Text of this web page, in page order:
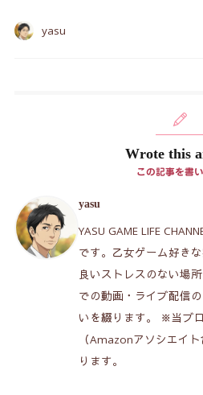
yasu
Wrote this
この記事を書
yasu
YASU GAME LIFE
です。乙女ゲーム好き
良いストレスのない場
での動画・ライブ配信
いを綴ります。 ※当ブ
（Amazonアソシエイ
ります。